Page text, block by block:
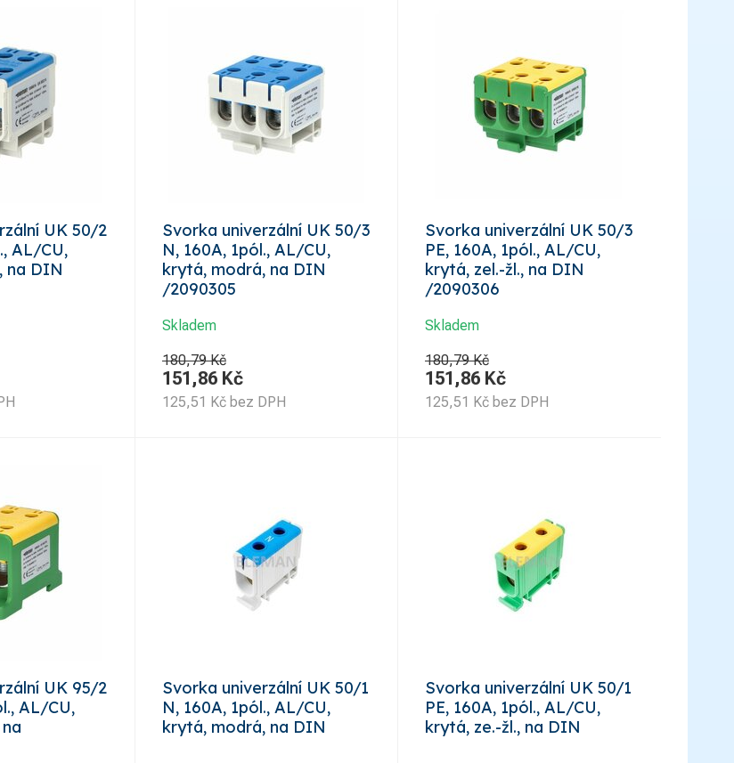
UK 50/2
AL/CU,
na DIN
Svorka univerzální UK 50/3
N, 160A, 1pól., AL/CU,
krytá, modrá, na DIN
/2090305
Skladem
180,79 Kč
151,86 Kč
125,51 Kč bez DPH
Svorka univerzální UK 50/3
PE, 160A, 1pól., AL/CU,
krytá, zel.-žl., na DIN
/2090306
Skladem
180,79 Kč
151,86 Kč
125,51 Kč bez DPH
UK 95/2
AL/CU,
Svorka univerzální UK 50/1
N, 160A, 1pól., AL/CU,
krytá, modrá, na DIN
Svorka univerzální UK 50/1
PE, 160A, 1pól., AL/CU,
krytá, ze.-žl., na DIN